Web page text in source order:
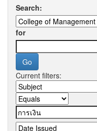
Search:
for
Current filters: